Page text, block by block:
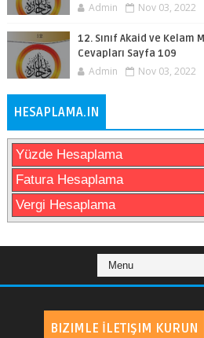
Admin Nov 03, 2022
12. Sınıf Akaid ve Kelam
Cevapları Sayfa 109
Admin Nov 03, 2022
HESAPLAMA.IN
Yüzde Hesaplama
Fatura Hesaplama
Vergi Hesaplama
BIZIMLE İLETIŞIM KURUN